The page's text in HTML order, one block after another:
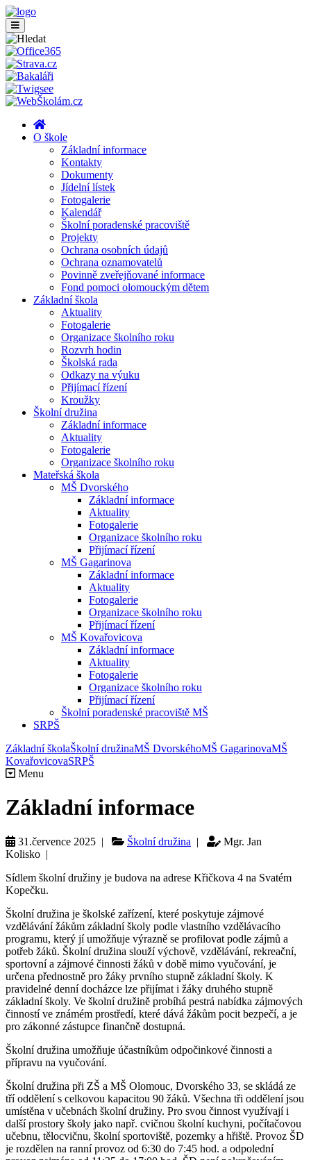
O škole
Základní informace
Kontakty
Dokumenty
Jídelní lístek
Fotogalerie
Kalendář
Školní poradenské pracoviště
Projekty
Ochrana osobních údajů
Ochrana oznamovatelů
Povinně zveřejňované informace
Fond pomoci olomouckým dětem
Základní škola
Aktuality
Fotogalerie
Organizace školního roku
Rozvrh hodin
Školská rada
Odkazy na výuku
Přijímací řízení
Kroužky
Školní družina
Základní informace
Aktuality
Fotogalerie
Organizace školního roku
Mateřská škola
MŠ Dvorského
Základní informace
Aktuality
Fotogalerie
Organizace školního roku
Přijímací řízení
MŠ Gagarinova
Základní informace
Aktuality
Fotogalerie
Organizace školního roku
Přijímací řízení
MŠ Kovařovicova
Základní informace
Aktuality
Fotogalerie
Organizace školního roku
Přijímací řízení
Školní poradenské pracoviště MŠ
SRPŠ
Základní školaŠkolní družinaMŠ DvorskéhoMŠ GagarinovaMŠ
KovařovicovaSRPŠ
Menu
Základní informace
31.července 2025 | Školní družina |
Mgr. Jan
Kolisko |
Sídlem školní družiny je budova na adrese Křičkova 4 na Svatém
Kopečku.
Školní družina je školské zařízení, které poskytuje zájmové
vzdělávání žákům základní školy podle vlastního vzdělávacího
programu, který jí umožňuje výrazně se profilovat podle zájmů a
potřeb žáků. Školní družina slouží výchově, vzdělávání, rekreační,
sportovní a zájmové činnosti žáků v době mimo vyučování, je
určena přednostně pro žáky prvního stupně základní školy. K
pravidelné denní docházce lze přijímat i žáky druhého stupně
základní školy. Ve školní družině probíhá pestrá nabídka zájmových
činností ve známém prostředí, které dává žákům pocit bezpečí, a je
pro zákonné zástupce finančně dostupná.
Školní družina umožňuje účastníkům odpočinkové činnosti a
přípravu na vyučování.
Školní družina při ZŠ a MŠ Olomouc, Dvorského 33, se skládá ze
tří oddělení s celkovou kapacitou 90 žáků. Všechna tři oddělení jsou
umístěna v učebnách školní družiny. Pro svou činnost využívají i
další prostory školy jako např. cvičnou školní kuchyni, počítačovou
učebnu, tělocvičnu, školní sportoviště, pozemky a hřiště. Provoz ŠD
je rozdělen na ranní provoz od 6:30 do 7:45 hod. a odpolední